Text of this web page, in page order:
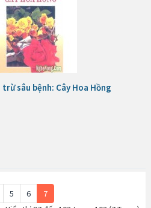
sâu bệnh: Cây Hoa Hồng
5 6
7